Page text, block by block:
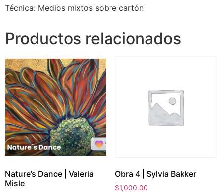
Técnica: Medios mixtos sobre cartón
Productos relacionados
Nature’s Dance | Valeria
Misle
Obra 4 | Sylvia Bakker
$1,000.00